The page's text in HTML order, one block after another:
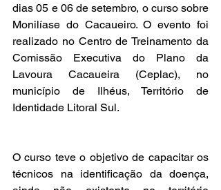
dias 05 e 06 de setembro, o curso sobre
Monilíase do Cacaueiro. O evento foi
realizado no Centro de Treinamento da
Comissão Executiva do Plano da
Lavoura Cacaueira (Ceplac), no
município de Ilhéus, Território de
Identidade Litoral Sul.
O curso teve o objetivo de capacitar os
técnicos na identificação da doença,